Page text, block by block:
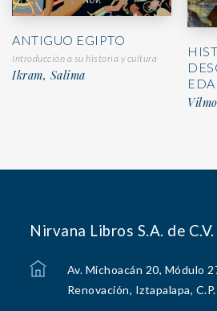
ANTIGUO EGIPTO
Introducción a su historia y cultura
Ikram, Salima
Nirvana Libros S.A. de C.V.
Av. Michoacán 20, Módulo
Renovación, Iztapalapa,